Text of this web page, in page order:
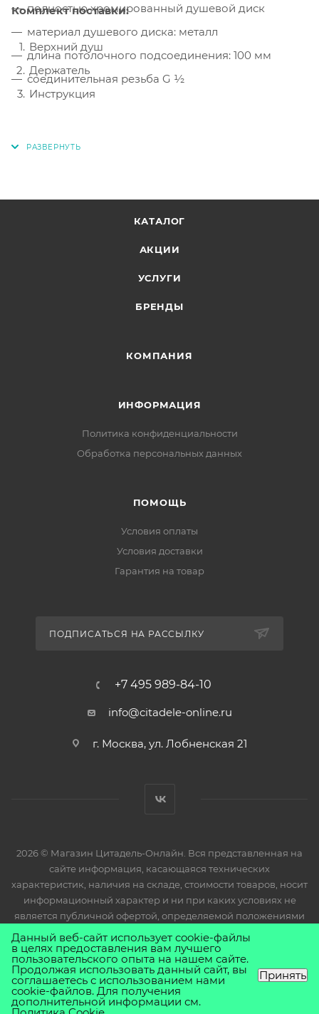
полностью хромированный душевой диск
материал душевого диска: металл
длина потолочного подсоединения: 100 мм
соединительная резьба G ½
Комплект поставки:
Верхний душ
Держатель
Инструкция
КАТАЛОГ
АКЦИИ
УСЛУГИ
БРЕНДЫ
КОМПАНИЯ
ИНФОРМАЦИЯ
Политика конфиденциальности
Обработка персональных данных
ПОМОЩЬ
Условия оплаты
Условия доставки
Гарантия на товар
ПОДПИСАТЬСЯ НА РАССЫЛКУ
+7 495 989-84-10
info@citadele-online.ru
г. Москва, ул. Лобненская 21
2026 © Магазин Цитадель-Онлайн. Вся представленная на
сайте информация, касающаяся технических
характеристик, наличия на складе, стоимости товаров, носит
информационный характер и ни при каких условиях не
является публичной офертой, определяемой положениями
Статьи 437(2) Гражданского кодекса РФ.
Данный веб-сайт использует cookie-файлы
в целях предоставления вам лучшего
пользовательского опыта на нашем сайте.
Продолжая использовать данный сайт, вы
соглашаетесь с использованием нами
cookie-файлов. Для получения
дополнительной информации см.
Принять